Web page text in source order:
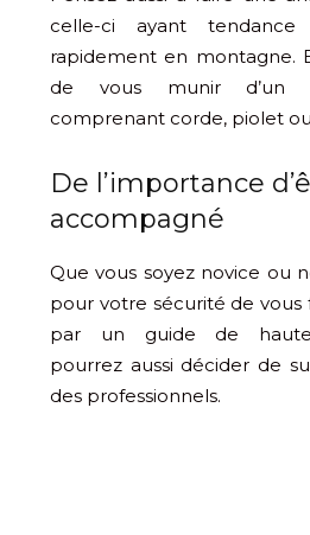
celle-ci ayant
rapidement en montagne.
de vous munir d’un
comprenant corde, piolet
De l’importance
accompagné
Que vous soyez novice ou
pour votre sécurité de
par un guide de haute-
pourrez aussi décider de
des professionnels.